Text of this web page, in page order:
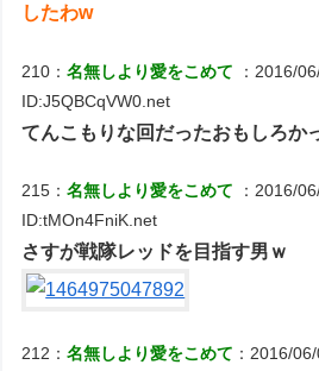
したわw
210：名無しより愛をこめて
：2016/
ID:J5QBCqVW0.net
てんこもりな回だったおもしろか
215：名無しより愛をこめて
：2016/
ID:tMOn4FniK.net
さすが戦隊レッドを目指す男ｗ
212：名無しより愛をこめて ：2016/